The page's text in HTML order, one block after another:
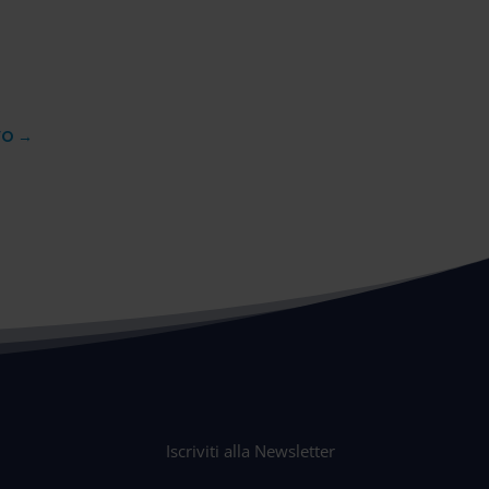
→
Iscriviti alla Newsletter